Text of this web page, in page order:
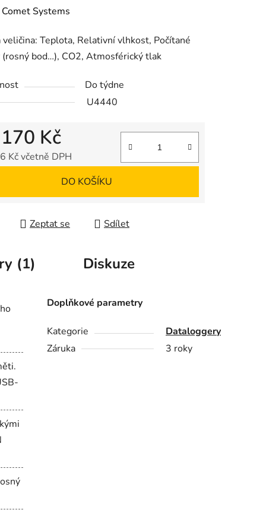
Comet Systems
veličina: Teplota, Relativní vlhkost, Počítané
bod…), CO2, Atmosférický tlak
Do týdne
U4440
Kč
Kč včetně DPH
DO KOŠÍKU
Zeptat se Sdílet
(1) Diskuze
Doplňkové parametry
Kategorie
Dataloggery
Záruka
3 roky